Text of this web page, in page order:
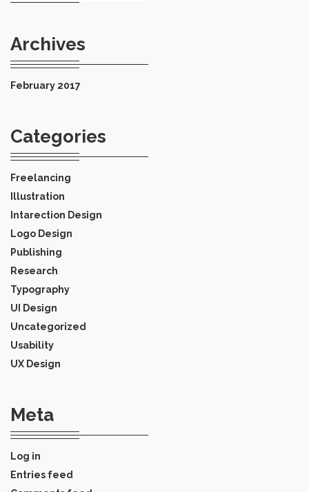
Archives
February 2017
Categories
Freelancing
Illustration
Intarection Design
Logo Design
Publishing
Research
Typography
UI Design
Uncategorized
Usability
UX Design
Meta
Log in
Entries feed